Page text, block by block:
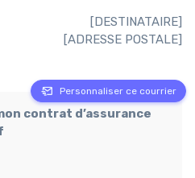
[DESTINATAIRE]
[ADRESSE POSTALE]
Personnaliser ce courrier
contrat d’assurance